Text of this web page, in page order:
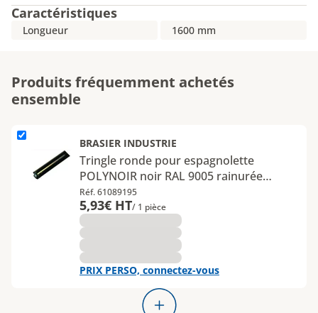
Caractéristiques
Longueur 1600 mm
Produits fréquemment achetés
ensemble
L'élément Tringle ronde pour espagnolette POLYNOIR noir
BRASIER INDUSTRIE
Tringle ronde pour espagnolette
POLYNOIR noir RAL 9005 rainurée
longueur 1400 mm
Réf. 61089195
5,93€ HT/ 1 pièce
PRIX PERSO, connectez-vous